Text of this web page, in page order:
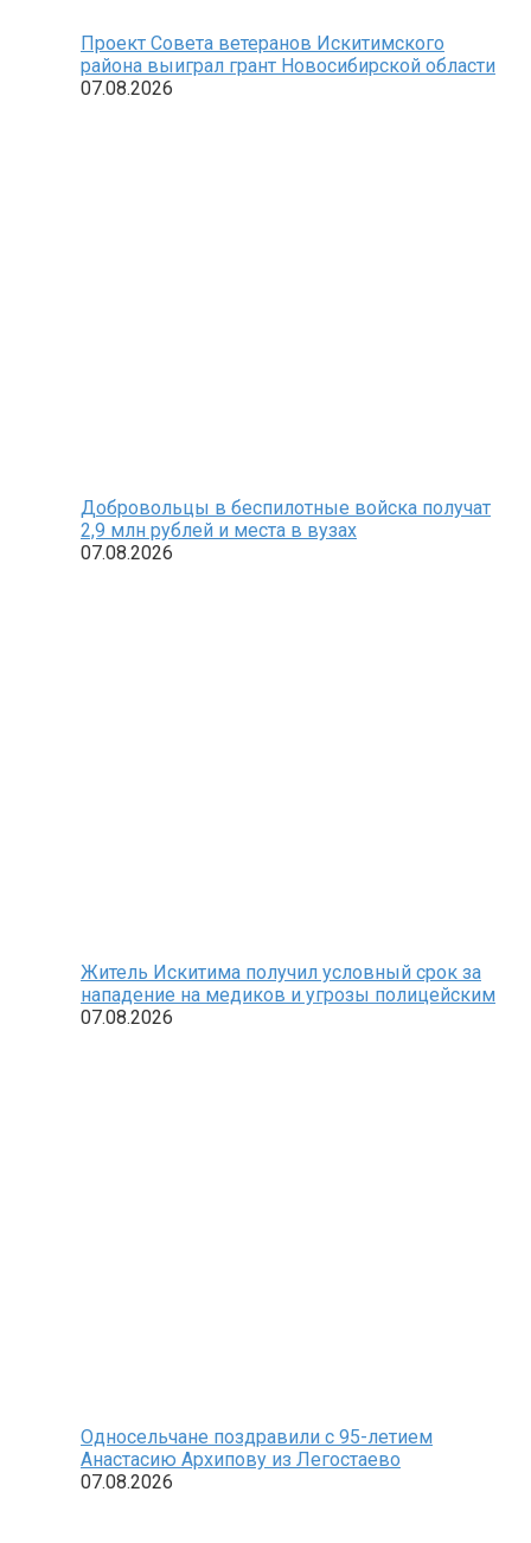
Проект Совета ветеранов Искитимского
района выиграл грант Новосибирской области
07.08.2026
Добровольцы в беспилотные войска получат
2,9 млн рублей и места в вузах
07.08.2026
Житель Искитима получил условный срок за
нападение на медиков и угрозы полицейским
07.08.2026
Односельчане поздравили с 95-летием
Анастасию Архипову из Легостаево
07.08.2026